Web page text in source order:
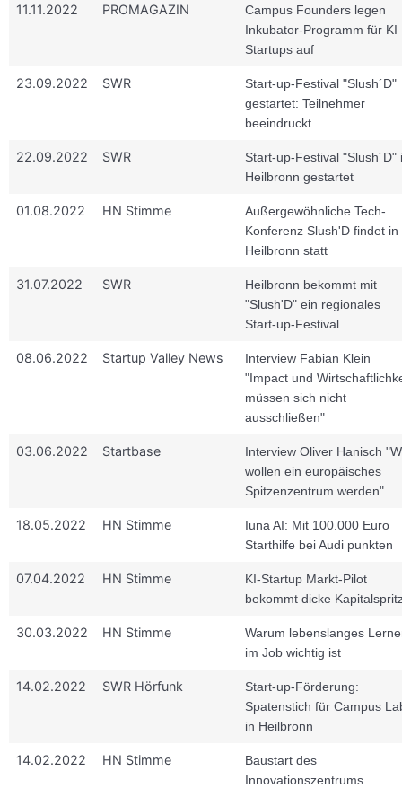
11.11.2022 PROMAGAZIN
Campus Founders legen
Inkubator-Programm für KI
Startups auf
23.09.2022 SWR
Start-up-Festival "Slush´D"
gestartet: Teilnehmer
beeindruckt
22.09.2022 SWR
Start-up-Festival "Slush´D"
Heilbronn gestartet
01.08.2022 HN Stimme
Außergewöhnliche Tech-
Konferenz Slush'D findet in
Heilbronn statt
31.07.2022 SWR
Heilbronn bekommt mit
"Slush'D" ein regionales
Start-up-Festival
08.06.2022 Startup Valley News
Interview Fabian Klein
"Impact und
müssen sich nicht
ausschließen"
03.06.2022 Startbase
Interview Oliver Hanisch
wollen ein europäisches
Spitzenzentrum werden"
18.05.2022 HN Stimme
Iuna AI: Mit 100.000 Euro
Starthilfe bei Audi punkten
07.04.2022 HN Stimme
KI-Startup Markt-Pilot
bekommt dicke
30.03.2022 HN Stimme
Warum lebenslanges
im Job wichtig ist
14.02.2022 SWR Hörfunk
Start-up-Förderung:
Spatenstich für Campus
in Heilbronn
14.02.2022 HN Stimme
Baustart des
Innovationszentrums